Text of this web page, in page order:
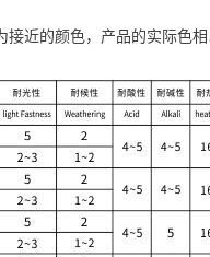
接近的颜色，产品的实际色